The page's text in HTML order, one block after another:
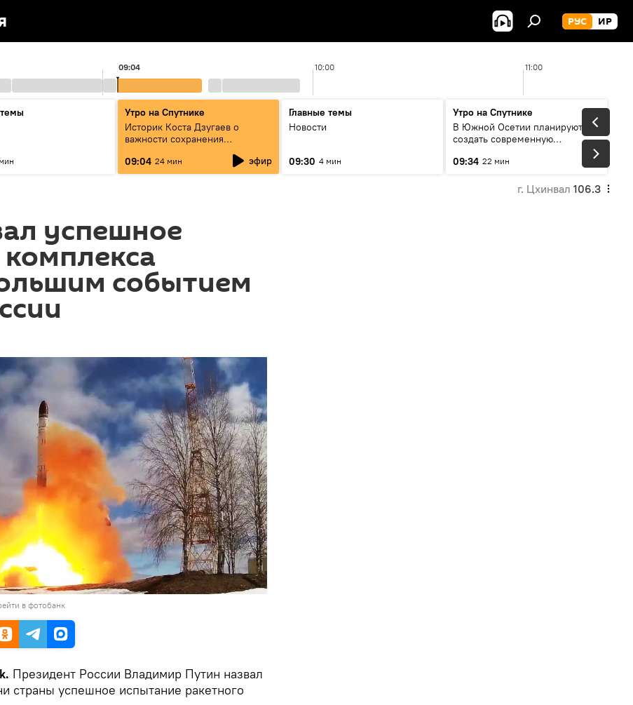
РУС ИР
10:00 11:00
09:04
Утро на Спутнике
Историк Коста Дзугаев о
важности сохранения
09:04 24 мин эфир
Главные темы
Новости
09:30 4 мин
Утро на Спутнике
В Южной Осетии планируют
создать современную
09:34 22 мин
г. Цхинвал 106.3
успешное
событием
в фотобанк
Президент России Владимир Путин назвал
страны успешное испытание ракетного